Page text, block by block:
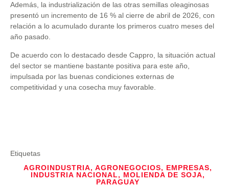
Además, la industrialización de las otras semillas oleaginosas
presentó un incremento de 16 % al cierre de abril de 2026, con
relación a lo acumulado durante los primeros cuatro meses del
año pasado.
De acuerdo con lo destacado desde Cappro, la situación actual
del sector se mantiene bastante positiva para este año,
impulsada por las buenas condiciones externas de
competitividad y una cosecha muy favorable.
Etiquetas
AGROINDUSTRIA, AGRONEGOCIOS, EMPRESAS,
INDUSTRIA NACIONAL, MOLIENDA DE SOJA,
PARAGUAY